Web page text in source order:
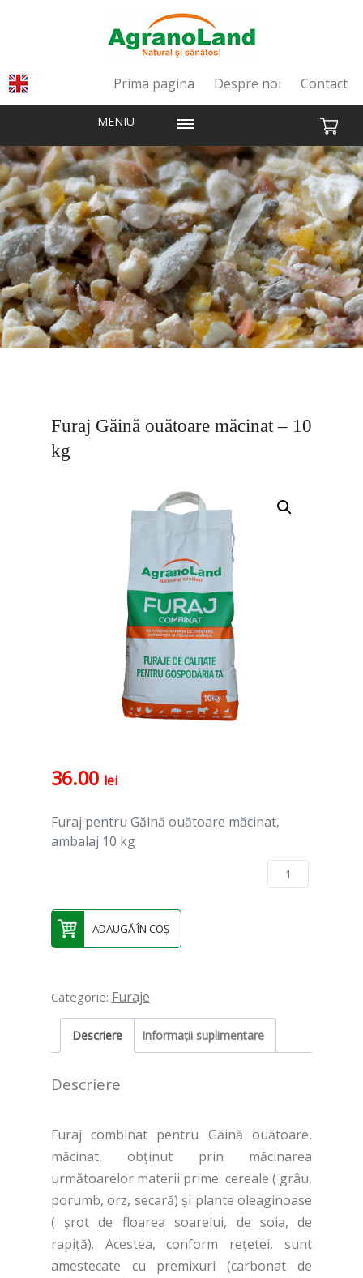
Prima pagina Despre noi Contact
MENIU
Furaj Găină ouătoare măcinat – 10
kg
36.00 lei
Furaj pentru Găină ouătoare măcinat,
ambalaj 10 kg
ADAUGĂ ÎN COȘ
Categorie: Furaje
Descriere Informații suplimentare
Descriere
Furaj combinat pentru Găină ouătoare,
măcinat, obținut prin măcinarea
următoarelor materii prime: cereale ( grâu,
porumb, orz, secară) și plante oleaginoase
( șrot de floarea soarelui, de soia, de
rapiță). Acestea, conform rețetei, sunt
amestecate cu premixuri (carbonat de